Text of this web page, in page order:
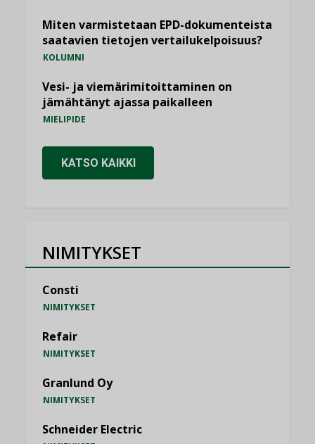
Miten varmistetaan EPD-dokumenteista
saatavien tietojen vertailukelpoisuus?
KOLUMNI
Vesi- ja viemärimitoittaminen on
jämähtänyt ajassa paikalleen
MIELIPIDE
KATSO KAIKKI
NIMITYKSET
Consti
NIMITYKSET
Refair
NIMITYKSET
Granlund Oy
NIMITYKSET
Schneider Electric